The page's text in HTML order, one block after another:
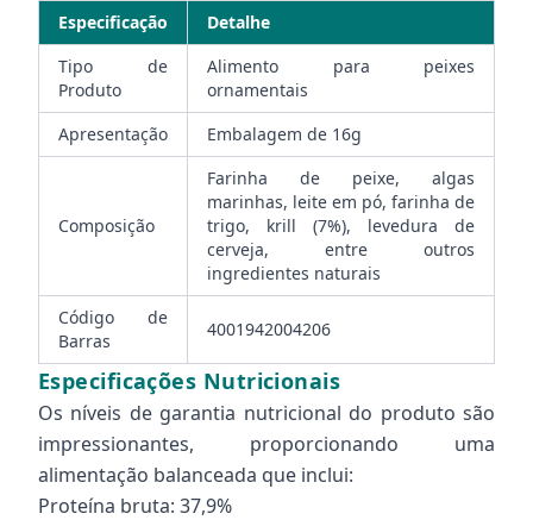
Especificação
Detalhe
Tipo de
Produto
Alimento para peixes
ornamentais
Apresentação
Embalagem de 16g
Composição
Farinha de peixe, algas
marinhas, leite em pó, farinha de
trigo, krill (7%), levedura de
cerveja, entre outros
ingredientes naturais
Código de
Barras
4001942004206
Especificações Nutricionais
Os níveis de garantia nutricional do produto são
impressionantes, proporcionando uma
alimentação balanceada que inclui:
Proteína bruta: 37,9%